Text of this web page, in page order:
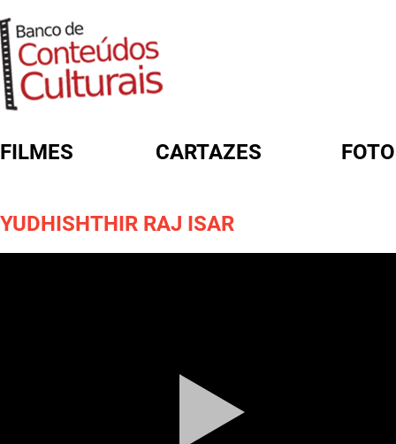
FILMES CARTAZES
YUDHISHTHIR RAJ ISAR